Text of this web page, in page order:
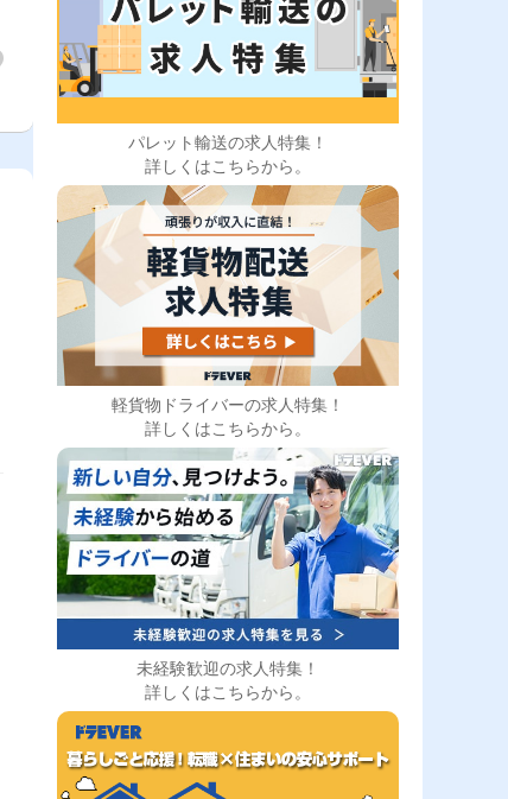
パレット輸送の求人特集！
詳しくはこちらから。
軽貨物ドライバーの求人特集！
詳しくはこちらから。
未経験歓迎の求人特集！
詳しくはこちらから。